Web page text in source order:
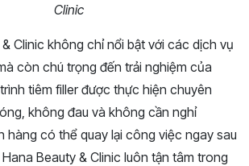
Clinic
Clinic không chỉ nổi bật với các dịch vụ
còn chú trọng đến trải nghiệm của
tiêm filler được thực hiện chuyên
không đau và không cần nghỉ
hàng có thể quay lại công việc ngay sau
Beauty & Clinic luôn tận tâm trong